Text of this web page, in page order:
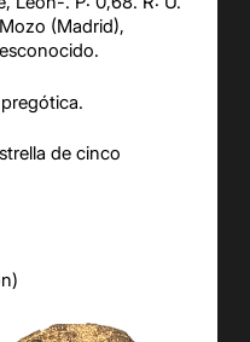
(Madrid),
pregótica.
de cinco